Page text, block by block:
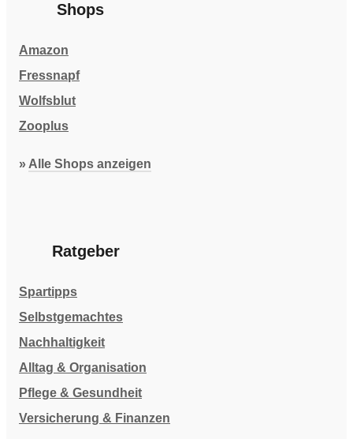
Shops
Amazon
Fressnapf
Wolfsblut
Zooplus
» Alle Shops anzeigen
Ratgeber
Spartipps
Selbstgemachtes
Nachhaltigkeit
Alltag & Organisation
Pflege & Gesundheit
Versicherung & Finanzen